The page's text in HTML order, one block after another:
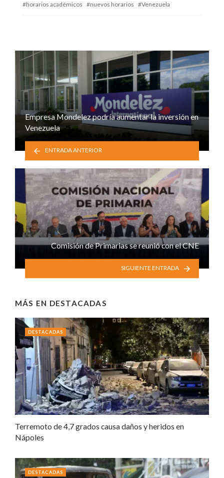
horarios académicos
nuevos horarios Venezuela
Empresa Mondelez podría aumentar la inversión en
Venezuela
ENTRADA ANTERIOR
Comisión de Primarias se reunió con el CNE
SIGUIENTE ENTRADA
MÁS EN DESTACADAS
Terremoto de 4,7 grados causa daños y heridos en
Nápoles
DESTACADAS
DESTACADAS